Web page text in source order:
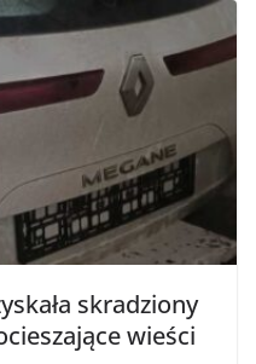
skradziony
wieści